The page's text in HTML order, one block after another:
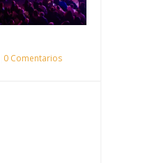
0 Comentarios